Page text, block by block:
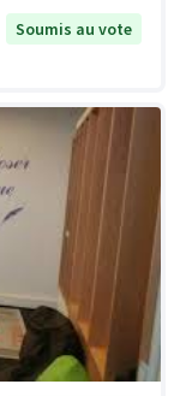
Soumis au vote